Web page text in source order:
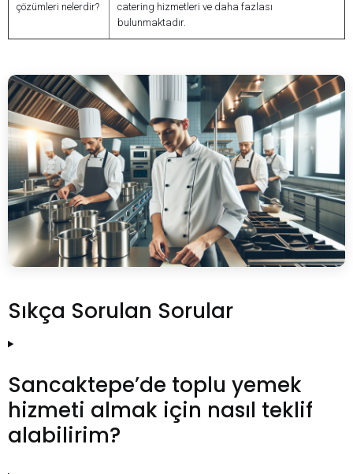
çözümleri nelerdir?
catering hizmetleri ve daha fazlası
bulunmaktadır.
Sıkça Sorulan Sorular
Sancaktepe’de toplu yemek
hizmeti almak için nasıl teklif
alabilirim?